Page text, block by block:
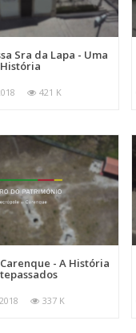
Sra da Lapa - Uma
421 K
- A História
337 K